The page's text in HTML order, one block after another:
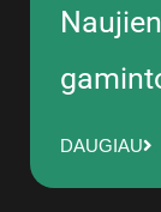
DAUGIAU